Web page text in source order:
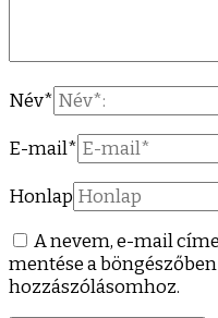
Név*
E-mail*
Honlap
A nevem, e-mail
mentése a
hozzászólásomhoz.